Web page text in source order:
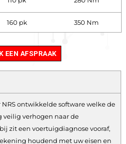
160 pk 350 Nm
EEN AFSPRAAK
ontwikkelde software welke de
veilig verhogen naar de
zit een voertuigdiagnose vooraf,
houdend met uw eisen en